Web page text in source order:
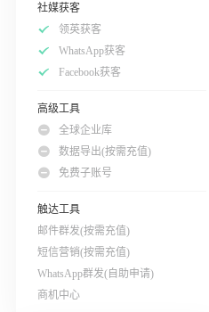
社媒获客
领英获客
WhatsApp获客
Facebook获客
高级工具
全球企业库
数据导出(按需充值)
免费子账号
触达工具
邮件群发(按需充值)
短信营销(按需充值)
WhatsApp群发(自助申请)
商机中心